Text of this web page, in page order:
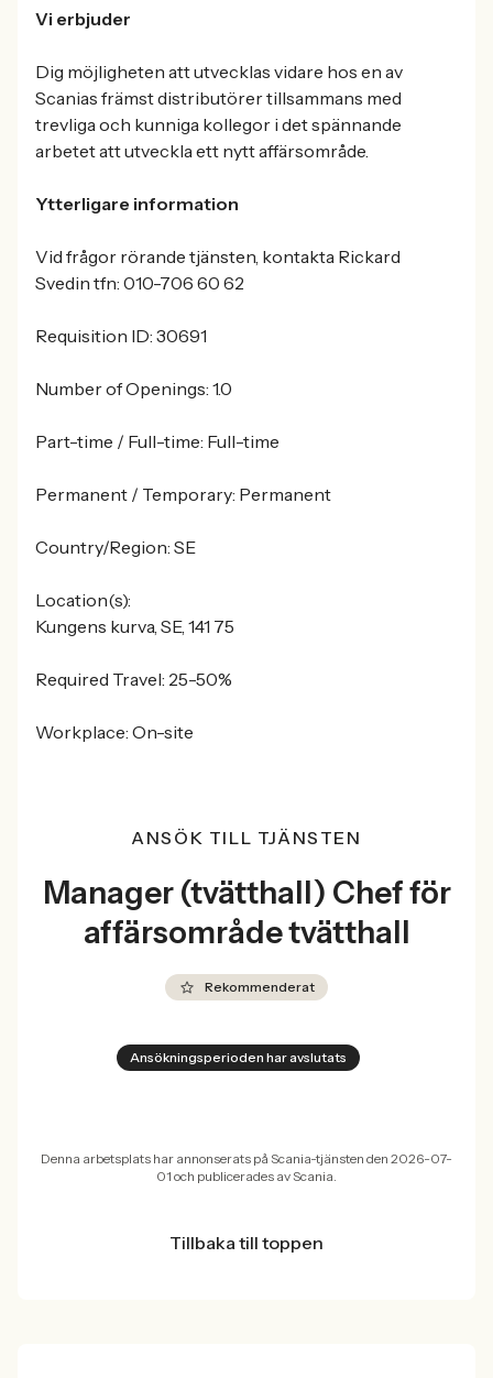
Vi erbjuder
Dig möjligheten att utvecklas vidare hos en av
Scanias främst distributörer tillsammans med
trevliga och kunniga kollegor i det spännande
arbetet att utveckla ett nytt affärsområde.
Ytterligare information
Vid frågor rörande tjänsten, kontakta Rickard
Svedin tfn: 010-706 60 62
Requisition ID: 30691
Number of Openings: 1.0
Part-time / Full-time: Full-time
Permanent / Temporary: Permanent
Country/Region: SE
Location(s):
Kungens kurva, SE, 141 75
Required Travel: 25-50%
Workplace: On-site
ANSÖK TILL TJÄNSTEN
Manager (tvätthall) Chef för
affärsområde tvätthall
Rekommenderat
Ansökningsperioden har avslutats
Denna arbetsplats har annonserats på Scania-tjänsten den 2026-07-
01 och publicerades av Scania.
Tillbaka till toppen